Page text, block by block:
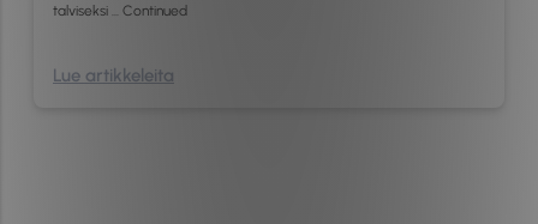
talviseksi … Continued
Lue artikkeleita